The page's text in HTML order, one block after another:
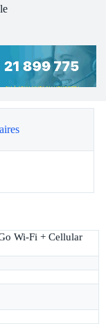
Wi-Fi + Cellular